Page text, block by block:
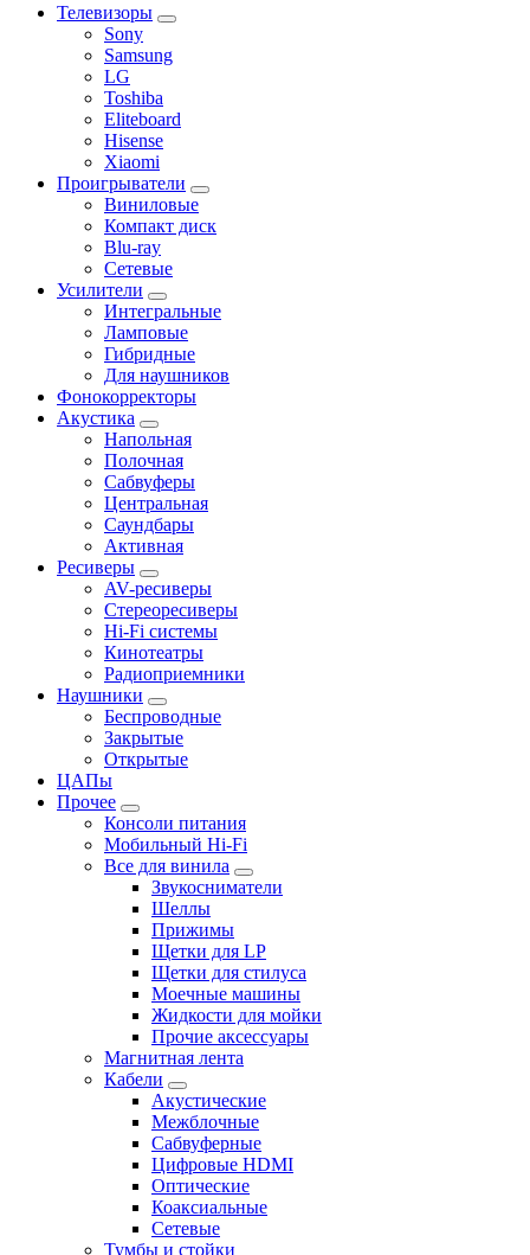
Телевизоры
Sony
Samsung
LG
Toshiba
Eliteboard
Hisense
Xiaomi
Проигрыватели
Виниловые
Компакт диск
Blu-ray
Сетевые
Усилители
Интегральные
Ламповые
Гибридные
Для наушников
Фонокорректоры
Акустика
Напольная
Полочная
Сабвуферы
Центральная
Саундбары
Активная
Ресиверы
AV-ресиверы
Стереоресиверы
Hi-Fi системы
Кинотеатры
Радиоприемники
Наушники
Беспроводные
Закрытые
Открытые
ЦАПы
Прочее
Консоли питания
Мобильный Hi-Fi
Все для винила
Звукосниматели
Шеллы
Прижимы
Щетки для LP
Щетки для стилуса
Моечные машины
Жидкости для мойки
Прочие аксессуары
Магнитная лента
Кабели
Акустические
Межблочные
Сабвуферные
Цифровые HDMI
Оптические
Коаксиальные
Сетевые
Тумбы и стойки